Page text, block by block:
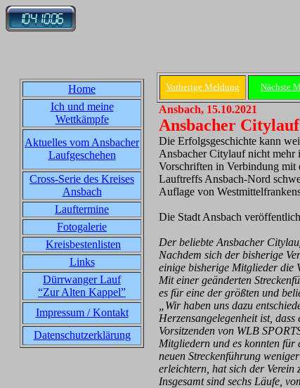
Home
Ich und meine
Wettkämpfe
Aktuelles vom Ansbacher
Laufgeschehen
Cross-Serie des Kreises
Ansbach
Lauftermine
Fotogalerie
Kreisbestenlisten
Links
Dürrwanger Lauf
“Zur Alten Kappel”
Impressum / Kontakt
Datenschutzerklärung
Vorherige Meldung Nächste
Ansbach, 15.10.2021
Ansbacher
Die Erfolgsgeschichte kann
Ansbacher Citylauf nicht mehr
Vorschriften in Verbindung mit
Lauftreffs Ansbach-Nord
Auflage von
Die Stadt Ansbach
Der beliebte Ansbacher
Nachdem sich der bisherige
einige bisherige Mitglieder die
Mit einer geänderten
es für eine der größten und
„Wir haben uns dazu
Herzensangelegenheit ist,
Vorsitzenden von WLB
Mitgliedern und es konnten
neuen Streckenführung
erleichtern, hat sich der Verein
Insgesamt sind sechs Läufe,